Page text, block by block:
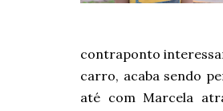
contraponto
carro, acaba sendo
até com Marcela